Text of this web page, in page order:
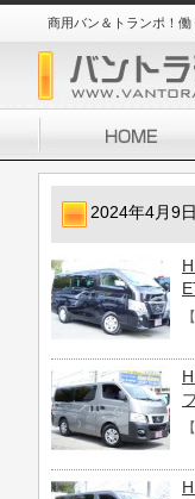
商用バン＆トランポ！働
2024年4月9日